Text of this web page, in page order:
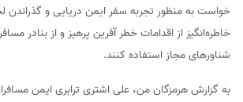
خواست به منظور تجربه سفر ایمن دریایی و
خاطره‌انگیز از اقدامات خطر آفرین پرهیز و از بنادر
شناورهای مجاز استفاده کنند.
به گزارش هرمزگان من، علی اشتری ترابری ایمن